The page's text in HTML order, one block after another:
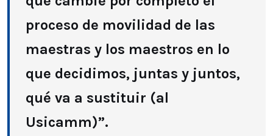
proceso de movilidad de las
maestras y los maestros en lo
que decidimos, juntas y juntos,
qué va a sustituir (al
Usicamm)”.